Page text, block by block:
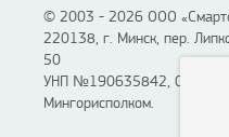
© 2003 - 2026 ООО
220138, г. Минск, пер.
50
УНП №190635842,
Мингорисполком.